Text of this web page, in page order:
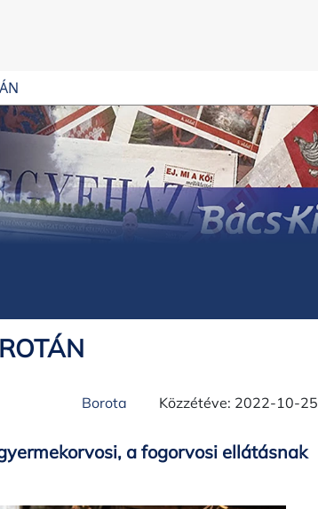
Borota Közzétéve: 2022-10-25
a fogorvosi ellátásnak